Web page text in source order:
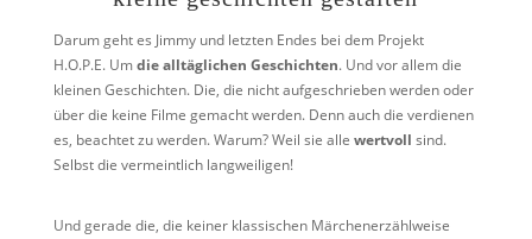
Darum geht es Jimmy und letzten Endes bei dem Projekt
H.O.P.E. Umdie alltäglichen Geschichten. Und vor allem die
kleinen Geschichten. Die, die nicht aufgeschrieben werden oder
über die keine Filme gemacht werden. Denn auch die verdienen
es, beachtet zu werden. Warum? Weil sie alle wertvoll sind.
Selbst die vermeintlich langweiligen!
Und gerade die, die keiner klassischen Märchenerzählweise